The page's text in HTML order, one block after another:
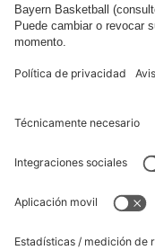
FC Bayern Store App